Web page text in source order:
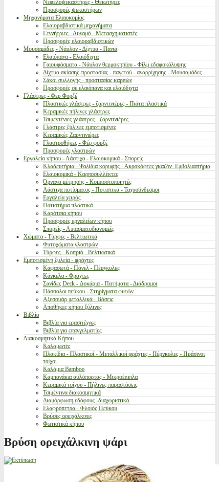
Νεφελοψεκαστήρες - Θειωτήρες
Προσφορές ψεκαστήρων
Μηχανήματα Ελαιοκομίας
Ελαιοραβδιστικά μηχανήματα
Γεννήτριες - Δυναμό - Μετασχηματιστές
Προσφορές ελαιοραβδιστικών
Μουσαμάδες - Νάυλον - Δίχτυα - Πανιά
Ελαιόπανα - Ελαιόδιχτα
Γαιουφάσματα - Νάυλον θερμοκηπίου - Φίλμ εδαφοκάλυψης
Δίχτυα σκίασης-προστασίας - παγετού - αναρρίχησης - Μουσαμάδες
Σάκοι συλλογής - προστασίας καρπών
Προσφορές σε ελαιόπανα και ελαιόδιχτα
Γλάστρες - Φερ Φορζέ
Πλαστικές γλάστρες - ζαρντινιέρες - Πιάτα πλαστικά
Κεραμικές πήλινες γλάστρες
Τσιμεντένιες γλάστρες - ζαρντινιέρες
Γλάστρες ξύλινες εμποτισμένες
Κεραμικές Ζαρντινιέρες
Γλαστροθήκες - Φέρ φορζέ
Προσφορές γλαστρών
Εργαλεία κήπου - Λάστιχα - Ελαιοκομικά - Σπορείς
Κλαδευτήρια - Ψαλίδια κορυφής - Ακροκόφτες γκαζόν- Εμβολιαστήρια
Ελαιοκομικά - Καρποσυλλέκτες
Όργανα μέτρησης - Κομποστοποιητές
Λάστιχα ποτίσματος - Ποτιστικά - Ταχυσύνδεσμοι
Εργαλεία χειρός
Ποτιστήρια πλαστικά
Καρότσια κήπου
Προσφορές εργαλείων κήπου
Σπορείς - Λιπασματοδιανομείς
Χώματα - Τύρφες - Βελτιωτικά
Φυτοχώματα γλαστρών
Τύρφες - Κοπριά - Βελτιωτικά
Εμποτισμένη ξυλεία - φράχτες
Καφασωτά - Πάνελ - Πέργκολες
Κάγκελα - Φράχτες
Σανίδες Deck - Δοκάρια - Πατήματα - Διάδρομοι
Πάσσαλοι πεύκου - Στηρίγματα φυτών
Αξεσουάρ μεταλλικά - Βάσεις
Αποθήκες κήπου ξύλινες
Βιβλία
Βιβλία για ερασιτέχνες
Βιβλία για επαγγελματίες
Διακοσμητικά Κήπου
Καλαμωτές
Πλακίδια - Πλαστικοί - Μεταλλικοί φράχτες - Πέργκολες - Πράσινοι
τοίχοι
Καλάμια Bamboo
Καμπανάκια αυλόπορτας - Μικροέπιπλα
Κεραμικά τοίχου - Πήλινες παραστάσεις
Τσιμέντινα διακοσμητικά
Διαμόρφωση εδάφους -διαχωριστικά.
Ελαφρόπετρα - Φλοιός Πεύκου
Βρύσες ορειχάλκινες
Φωτιστικά κήπου
Βρύση ορειχάλκινη ψάρι